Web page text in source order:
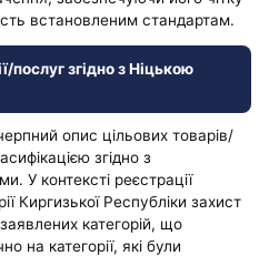
встановленим стандартам.
послуг згідно з Ніцькою
опис цільових товарів/
згідно з
У контексті реєстрації
Киргизької Республіки захист
категорій, що
на категорії, які були